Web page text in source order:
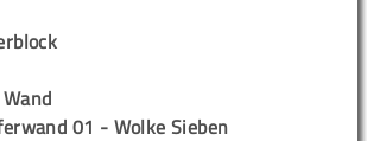
01 - Wolke Sieben